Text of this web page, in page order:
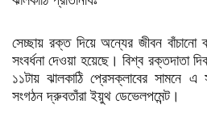
সেচ্ছায় রক্ত দিয়ে অন্যের জীবন বাঁচানো
সংবর্ধনা দেওয়া হয়েছে। বিশ্ব রক্তদাতা
১১টায় ঝালকাঠি প্রেসক্লাবের সামনে এ
সংগঠন দ্রুবতাঁরা ইয়ুথ ডেভেলপমেন্ট।